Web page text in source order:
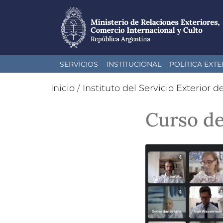
al
SERVICIOS INSTITUCIONAL POLÍTICA
Inicio / Instituto del Servicio Exterior
Curso